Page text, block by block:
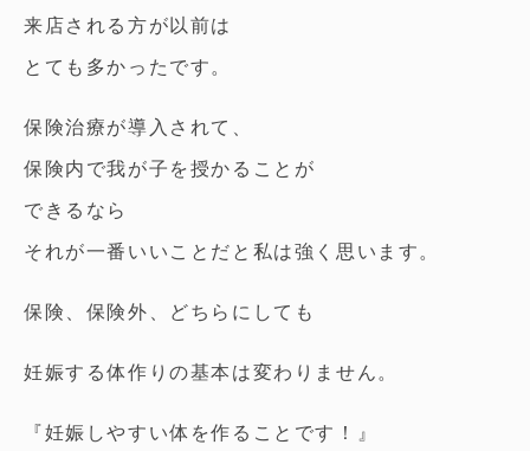
来店される方が以前は
とても多かったです。
保険治療が導入されて、
保険内で我が子を授かることが
できるなら
それが一番いいことだと私は強く思います。
保険、保険外、どちらにしても
妊娠する体作りの基本は変わりません。
『妊娠しやすい体を作ることです！』